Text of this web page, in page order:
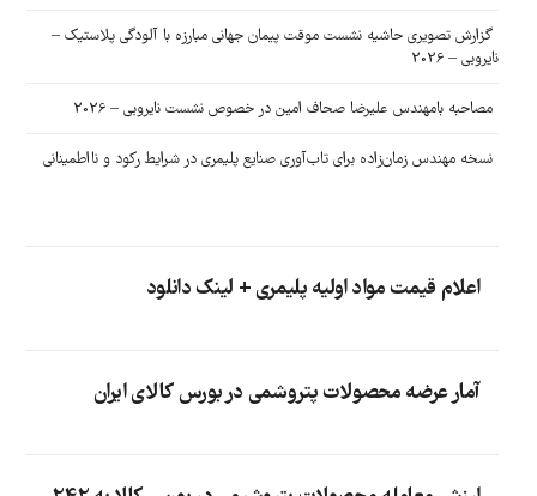
گزارش تصویری حاشیه نشست موقت پیمان جهانی مبارزه با آلودگی پلاستیک –
نایروبی – 2026
مصاحبه بامهندس علیرضا صحاف امین در خصوص نشست نایروبی – 2026
نسخه مهندس زمان‌زاده برای تاب‌آوری صنایع پلیمری در شرایط رکود و نااطمینانی
اعلام قیمت مواد اولیه پلیمری + لینک دانلود
آمار عرضه محصولات پتروشمی در بورس کالای ایران